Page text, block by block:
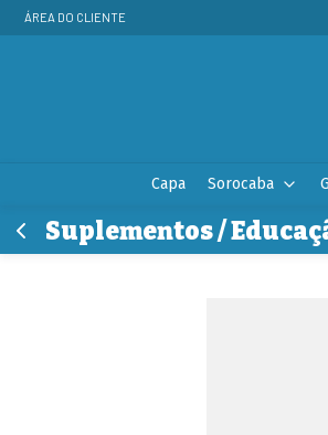
ÁREA DO CLIENTE
Capa Sorocaba
Suplementos /